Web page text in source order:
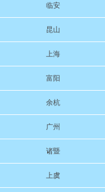
临安
昆山
上海
富阳
余杭
广州
诸暨
上虞